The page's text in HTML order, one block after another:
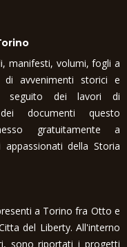
manifesti, volumi, fogli a
di avvenimenti storici e
seguito dei lavori di
documenti questo
gratuitamente a
della Storia
a Torino fra Otto e
del Liberty. All'interno
sono riportati i progetti